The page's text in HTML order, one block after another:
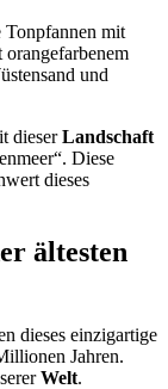
Tonpfannen mit
und
dieserLandschaft
Diese
dieses
ältesten
dieses einzigartige
Jahren.
Welt.